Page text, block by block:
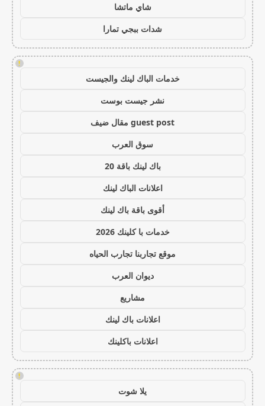
شاي ماتشا
شدات ببجي تمارا
!
خدمات الباك لينك والجيست
نشر جيست بوست
guest post مقال ضيف
سوق العرب
باك لينك باقة 20
اعلانات الباك لينك
أقوى باقة باك لينك
خدمات با كلينك 2026
موقع تجاربنا تجارب الحياه
ديوان العرب
مشاريع
اعلانات باك لينك
اعلانات باكلينك
!
يلا شوت